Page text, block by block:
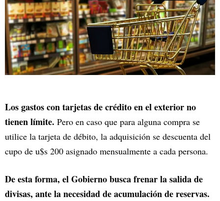
Los gastos con tarjetas de crédito en el exterior no
tienen límite. Pero en caso que para alguna compra se
utilice la tarjeta de débito, la adquisición se descuenta del
cupo de u$s 200 asignado mensualmente a cada persona.
De esta forma, el Gobierno busca frenar la salida de
divisas, ante la necesidad de acumulación de reservas.